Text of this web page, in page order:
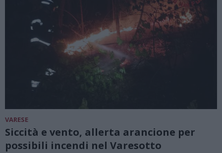
VARESE
Siccità e vento, allerta arancione per
possibili incendi nel Varesotto